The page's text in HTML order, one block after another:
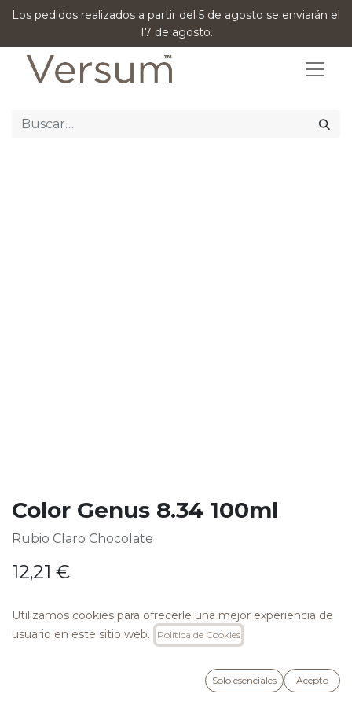
Los pedidos realizados a partir del 5 de agosto se enviarán el
17 de agosto.
Color Genus 8.34 100ml
Rubio Claro Chocolate
12,21 €
AÑADIR A LA CESTA
Utilizamos cookies para ofrecerle una mejor experiencia de
usuario en este sitio web.
Política de Cookies
Solo esenciales Acepto